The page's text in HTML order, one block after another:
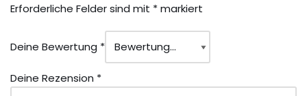
Erforderliche Felder sind mit *markiert
Deine Bewertung *
Deine Rezension *